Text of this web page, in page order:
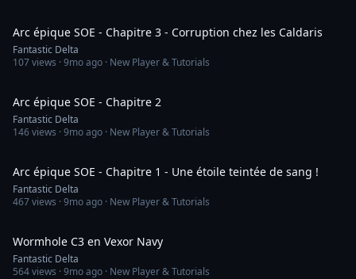
Arc épique SOE - Chapitre 3 - Corruption chez les Caldaris
Fantastic Delta
107views ·9mo ago · New Player & Tutorials
Arc épique SOE - Chapitre 2
Fantastic Delta
146views ·9mo ago · New Player & Tutorials
Arc épique SOE - Chapitre 1 - Une étoile teintée de sang !
Fantastic Delta
467views ·9mo ago · New Player & Tutorials
Wormhole C3 en Vexor Navy
Fantastic Delta
564views ·9mo ago · New Player & Tutorials